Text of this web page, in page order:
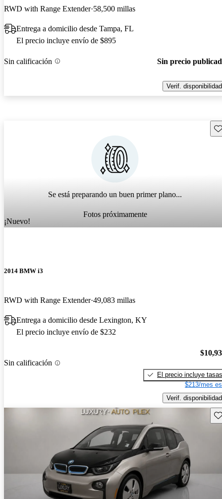
RWD with Range Extender 58,500 millas
Entrega a domicilio desde Tampa, FL
El precio incluye envío de $895
Sin calificación Sin precio
Verif. disponibilidad
Se está preparando un buen primer plano...
Fotos próximamente
¡Nuevo!
2014 BMW i3
RWD with Range Extender 49,083 millas
Entrega a domicilio desde Lexington, KY
El precio incluye envío de $232
Sin calificación
El precio incluye tasas
$213/mes
Verif. disponibilidad